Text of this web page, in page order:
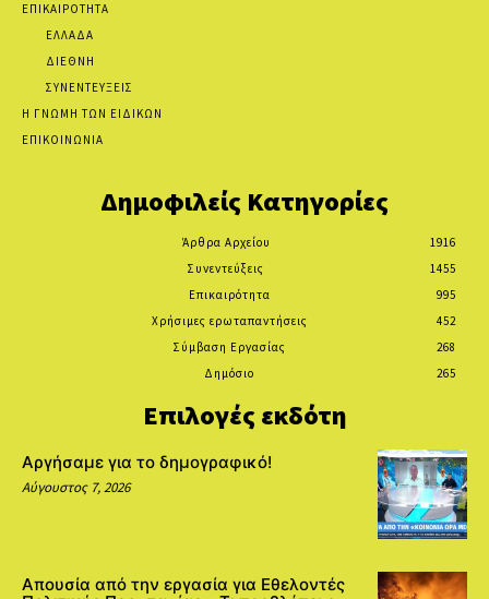
ΕΠΙΚΑΙΡΟΤΗΤΑ
ΕΛΛΑΔΑ
ΔΙΕΘΝΗ
ΣΥΝΕΝΤΕΥΞΕΙΣ
Η ΓΝΩΜΗ ΤΩΝ ΕΙΔΙΚΩΝ
ΕΠΙΚΟΙΝΩΝΙΑ
Δημοφιλείς Κατηγορίες
Άρθρα Αρχείου
1916
Συνεντεύξεις
1455
Επικαιρότητα
995
Χρήσιμες ερωταπαντήσεις
452
Σύμβαση Εργασίας
268
Δημόσιο
265
Επιλογές εκδότη
Αργήσαμε για το δημογραφικό!
Αύγουστος 7, 2026
Απουσία από την εργασία για Εθελοντές